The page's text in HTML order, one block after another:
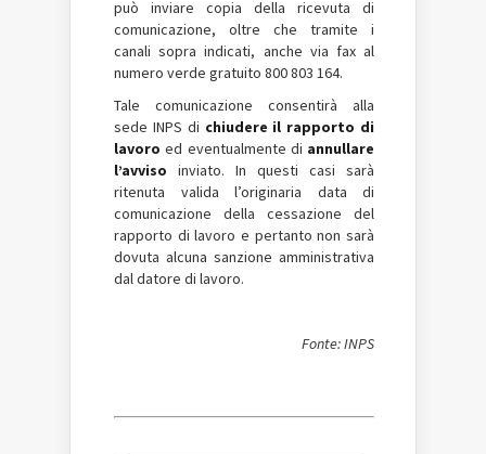
può inviare copia della ricevuta di
comunicazione, oltre che tramite i
canali sopra indicati, anche via fax al
numero verde gratuito 800 803 164.
Tale comunicazione consentirà alla
sede INPS di chiudere il rapporto di
lavoro ed eventualmente di annullare
l’avviso inviato. In questi casi sarà
ritenuta valida l’originaria data di
comunicazione della cessazione del
rapporto di lavoro e pertanto non sarà
dovuta alcuna sanzione amministrativa
dal datore di lavoro.
Fonte: INPS